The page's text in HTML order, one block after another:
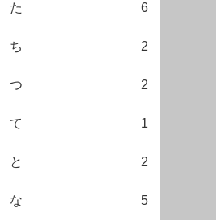
た 6
ち 2
つ 2
て 1
と 2
な 5